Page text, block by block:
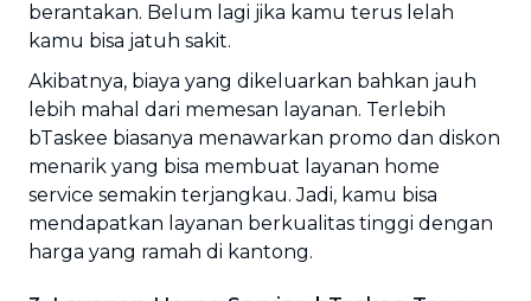
berantakan. Belum lagi jika kamu terus lelah
kamu bisa jatuh sakit.
Akibatnya, biaya yang dikeluarkan bahkan jauh
lebih mahal dari memesan layanan. Terlebih
bTaskee biasanya menawarkan promo dan diskon
menarik yang bisa membuat layanan home
service semakin terjangkau. Jadi, kamu bisa
mendapatkan layanan berkualitas tinggi dengan
harga yang ramah di kantong.